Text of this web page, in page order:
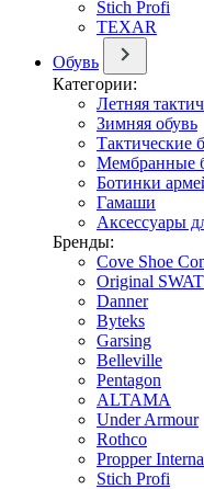
Stich Profi
TEXAR
Обувь
Категории:
Летняя
Зимняя обувь
Тактические
Мембранные
Ботинки
Гамаши
Аксессуары
Бренды:
Cove Shoe
Original SWAT
Danner
Byteks
Garsing
Belleville
Pentagon
ALTAMA
Under Armour
Rothco
Propper
Stich Profi